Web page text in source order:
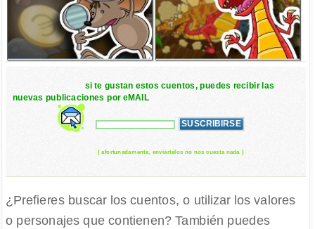
si te gustan estos cuentos, puedes recibir las
nuevas publicaciones por eMAIL
( afortunadamente, enviártelos no nos cuesta nada )
¿Prefieres buscar los cuentos, o utilizar los valores
o personajes que contienen? También puedes